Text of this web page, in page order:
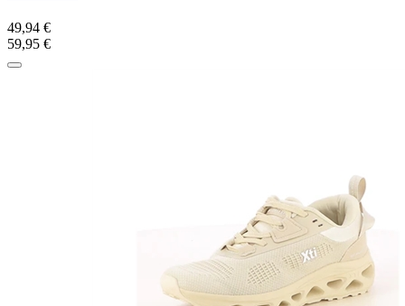
49,94 €
59,95 €